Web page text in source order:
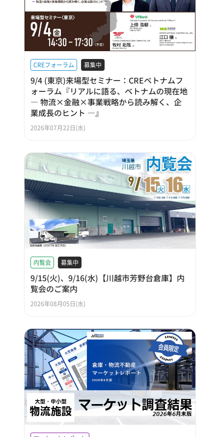
CREフォーラム 募集中
9/4 (東京)来場型セミナー：CREベトナムフ
ォーラム『リアルに語る、ベトナムの現在地
― 物流×金融×事業戦略から読み解く、企
業成長のヒント ―』
2026年07月22日(水)
内覧会 募集中
9/15(火)、9/16(水)【川越市芳野台倉庫】内
覧会のご案内
2026年08月05日(水)